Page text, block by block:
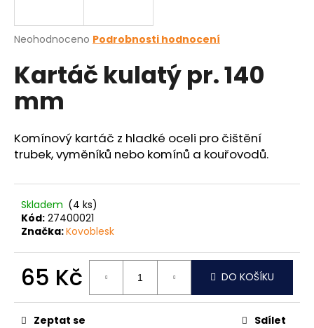
Průměrné
produktu
je
hvězdiček.
Neohodnoceno Podrobnosti hodnocení
Kartáč kulatý pr. 140
mm
Komínový kartáč z hladké oceli pro čištění
trubek, vyměníků nebo komínů a kouřovodů.
Skladem (4 ks)
Kód: 27400021
Značka:Kovoblesk
65 Kč
cena:
DO KOŠÍKU
Zeptat se Sdílet
j
t
?
HLEDAT
D
o
p
o
u
č